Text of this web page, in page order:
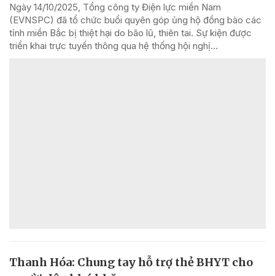
Ngày 14/10/2025, Tổng công ty Điện lực miền Nam
(EVNSPC) đã tổ chức buổi quyên góp ủng hộ đồng bào các
tỉnh miền Bắc bị thiệt hại do bão lũ, thiên tai. Sự kiện được
triển khai trực tuyến thông qua hệ thống hội nghị...
Thanh Hóa: Chung tay hỗ trợ thẻ BHYT cho